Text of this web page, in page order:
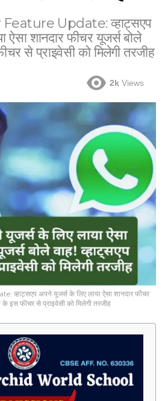
Update: व्हाट्सएप
ऐसा शानदार फीचर यूजर्स बोले
से प्राइवेसी को मिलेगी तरजीह
2k Views
अपने यूजर्स के लिए लाया ऐसा शानदार फीचर
के इस फीचर से प्राइवेसी को मिलेगी तरजीह